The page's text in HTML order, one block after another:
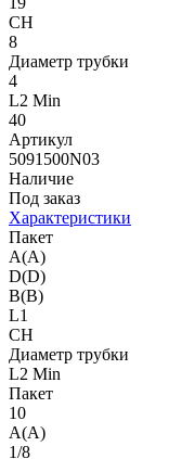
CH
8
Диаметр трубки
4
L2 Min
40
Артикул
5091500N03
Наличие
Под заказ
Характеристики
Пакет
A(A)
D(D)
B(B)
L1
CH
Диаметр трубки
L2 Min
Пакет
10
A(A)
1/8